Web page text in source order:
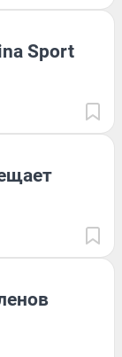
Sport